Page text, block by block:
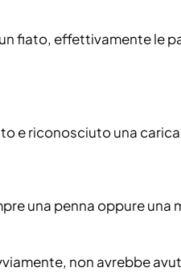
fiato, effettivamente le
e riconosciuto una
una penna oppure
non avrebbe